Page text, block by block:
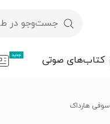
کتاب‌های صوتی جدید
سوفی هارداک